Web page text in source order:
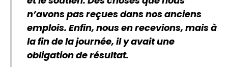
n’avons pas reçues dans nos anciens
emplois. Enfin, nous en recevions, mais à
la fin de la journée, il y avait une
obligation de résultat.